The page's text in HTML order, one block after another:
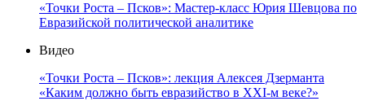
«Точки Роста – Псков»: Мастер-класс Юрия Шевцова по
Евразийской политической аналитике
Видео
«Точки Роста – Псков»: лекция Алексея Дзерманта
«Каким должно быть евразийство в XXI-м веке?»